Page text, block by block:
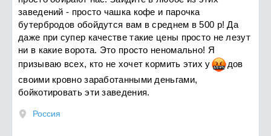
заведений - просто чашка кофе и парочка
бутербродов обойдутся вам в среднем в 500 р! Да
даже при супер качестве такие цены просто не лезут
ни в какие ворота. Это просто неномально! Я
призываю всех, кто не хочет кормить этиху дов
своими кровно заработанными деньгами,
бойкотировать эти заведения.
Россия